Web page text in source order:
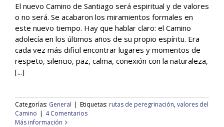
Camino de Santiago espiritual
General
El nuevo Camino de Santiago será espiritual y de valores
o no será. Se acabaron los miramientos formales en
este nuevo tiempo. Hay que hablar claro: el Camino
adolecía en los últimos años de su propio espíritu. Era
cada vez más dificil encontrar lugares y momentos de
respeto, silencio, paz, calma, conexión con la naturaleza,
[...]
Categorías: General | Etiquetas: rutas de peregrinación,valores del
Camino | 4 Comentarios
Más información